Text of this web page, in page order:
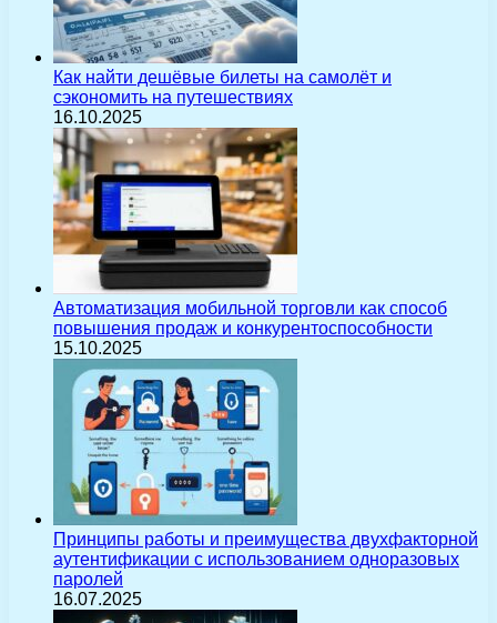
Как найти дешёвые билеты на самолёт и
сэкономить на путешествиях
16.10.2025
Автоматизация мобильной торговли как способ
повышения продаж и конкурентоспособности
15.10.2025
Принципы работы и преимущества двухфакторной
аутентификации с использованием одноразовых
паролей
16.07.2025